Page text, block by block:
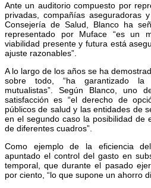
Ante un auditorio compuesto por
privadas, compañías aseguradoras
Consejería de Salud, Blanco ha
representado por Muface “es un
viabilidad presente y futura está
ajuste razonables”.
A lo largo de los años se ha
sobre todo, “ha garantizado la
mutualistas”. Según Blanco, uno
satisfacción es “el derecho de
públicos de salud y las entidades de
en el segundo caso la posibilidad de
de diferentes cuadros”.
Como ejemplo de la eficiencia
apuntado el control del gasto en
temporal, que durante el pasado
por ciento, “lo que supone un ahorro